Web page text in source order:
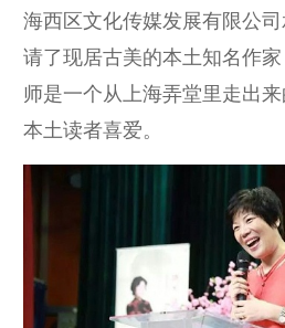
海西区文化传媒发展有限公
请了现居古美的本土知名作
师是一个从上海弄堂里走出
本土读者喜爱。